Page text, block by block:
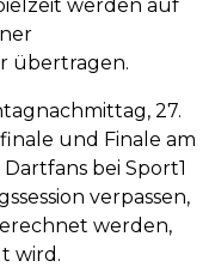
werden auf
übertragen.
27.
und Finale am
bei Sport1
verpassen,
werden,
wird.